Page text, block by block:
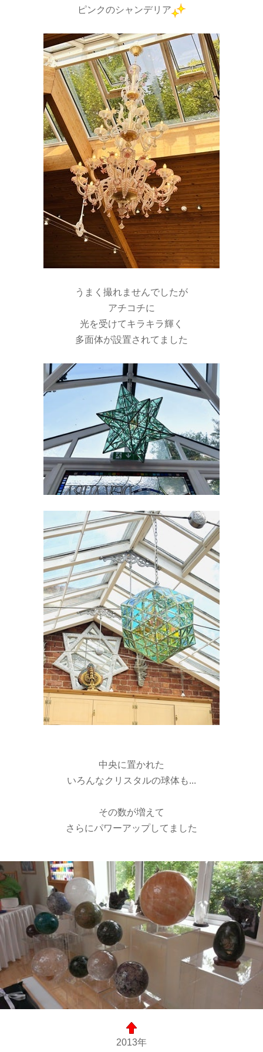
ピンクのシャンデリア
うまく撮れませんでしたが
アチコチに
光を受けてキラキラ輝く
多面体が設置されてました
中央に置かれた
いろんなクリスタルの球体も...
その数が増えて
さらにパワーアップしてました
2013年